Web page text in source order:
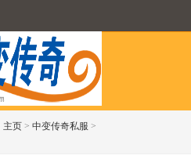
主页 > 中变传奇私服 >